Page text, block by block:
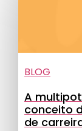
BLOG
A
conceito
de